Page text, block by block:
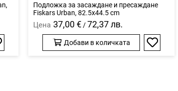
Подложка за засаждане и пресаждане
Fiskars Urban, 82.5x44.5 cm
Цена 37,00 € /72,37 лв.
Добави в количката
Добави